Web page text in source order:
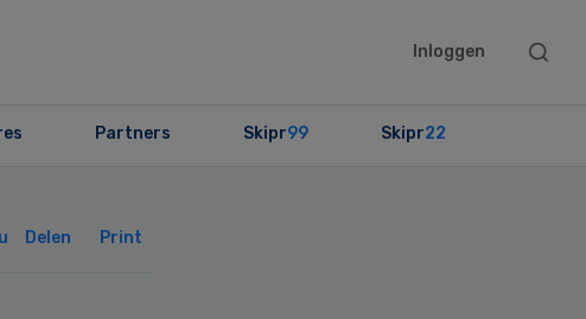
Inloggen
Search
Partners Skipr99 Skipr22
Delen Print